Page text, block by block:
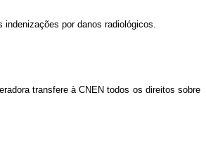
por danos radiológicos.
transfere à CNEN todos os direitos sobre